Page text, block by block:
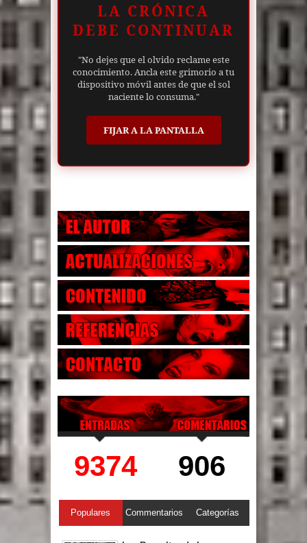
LA CRÓNICA
DEBE CONTINUAR
"No dejes que el olvido reclame este
conocimiento. Ancla este grimorio a tu
dispositivo móvil antes de que el sol
naciente lo consuma."
FIJAR A LA PANTALLA
9374 906
Populares Commentarios Categorías